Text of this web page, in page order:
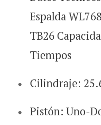
Espalda
TB26
Tiempos
Cilindraje:
Pistón: Uno-